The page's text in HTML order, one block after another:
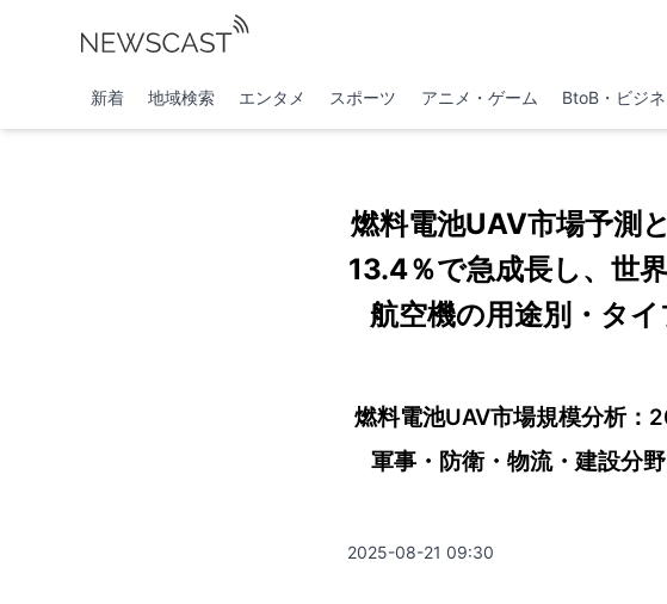
新着 地域検索 エンタメ スポーツ アニメ・ゲーム BtoB・ビジ
燃料電池UAV市場予測
13.4％で急成長し、世
航空機の用途別・タイ
燃料電池UAV市場規模分析：
軍事・防衛・物流・建設分
2025-08-21 09:30